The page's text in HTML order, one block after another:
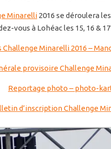
Minarelli 2016 se déroulera
vous à Lohéac les 15, 16 &
Challenge Minarelli 2016 –
provisoire Challenge
Reportage photo – photo-
d’inscription Challenge